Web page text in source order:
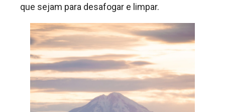
que sejam para desafogar e limpar.